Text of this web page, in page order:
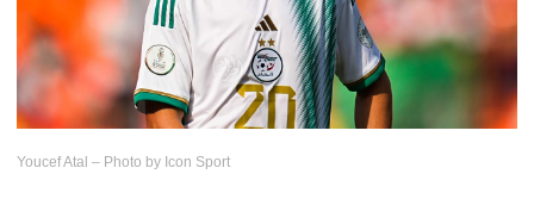
Youcef Atal – Photo by Icon Sport